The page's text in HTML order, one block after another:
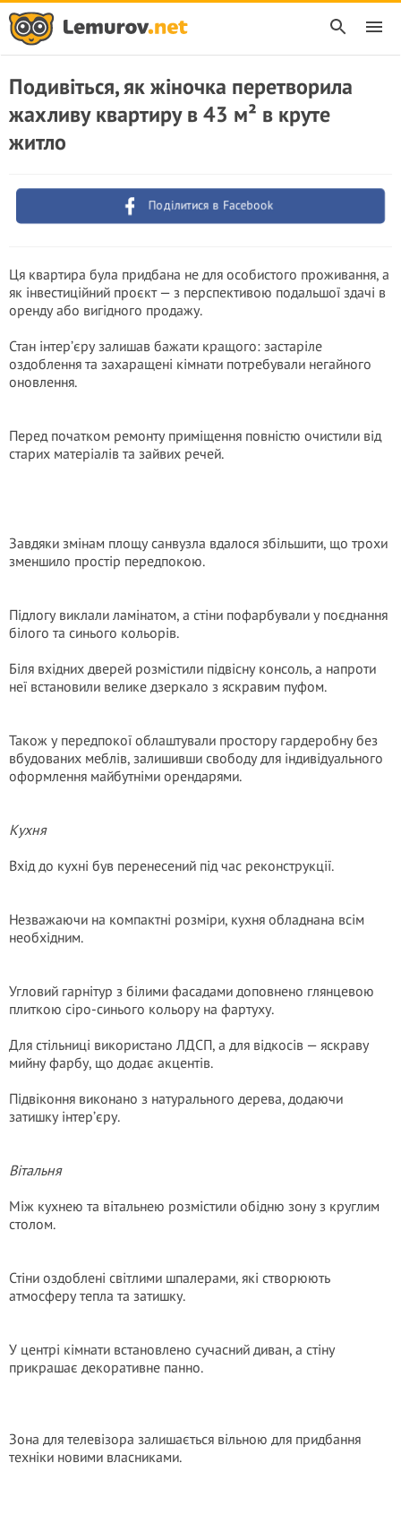
Подивіться, як жіночка перетворила
жахливу квартиру в 43 м² в круте
житло
Поділитися в Facebook
Ця квартира була придбана не для особистого проживання, а
як інвестиційний проєкт — з перспективою подальшої здачі в
оренду або вигідного продажу.
Стан інтер’єру залишав бажати кращого: застаріле
оздоблення та захаращені кімнати потребували негайного
оновлення.
Перед початком ремонту приміщення повністю очистили від
старих матеріалів та зайвих речей.
Завдяки змінам площу санвузла вдалося збільшити, що трохи
зменшило простір передпокою.
Підлогу виклали ламінатом, а стіни пофарбували у поєднання
білого та синього кольорів.
Біля вхідних дверей розмістили підвісну консоль, а напроти
неї встановили велике дзеркало з яскравим пуфом.
Також у передпокої облаштували простору гардеробну без
вбудованих меблів, залишивши свободу для індивідуального
оформлення майбутніми орендарями.
Кухня
Вхід до кухні був перенесений під час реконструкції.
Незважаючи на компактні розміри, кухня обладнана всім
необхідним.
Угловий гарнітур з білими фасадами доповнено глянцевою
плиткою сіро-синього кольору на фартуху.
Для стільниці використано ЛДСП, а для відкосів — яскраву
мийну фарбу, що додає акцентів.
Підвіконня виконано з натурального дерева, додаючи
затишку інтер’єру.
Вітальня
Між кухнею та вітальнею розмістили обідню зону з круглим
столом.
Стіни оздоблені світлими шпалерами, які створюють
атмосферу тепла та затишку.
У центрі кімнати встановлено сучасний диван, а стіну
прикрашає декоративне панно.
Зона для телевізора залишається вільною для придбання
техніки новими власниками.